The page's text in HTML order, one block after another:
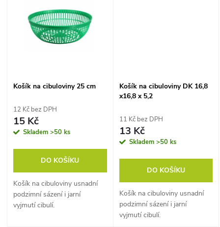
Košík na cibuloviny 25 cm
12 Kč bez DPH
15 Kč
Skladem >50 ks
DO KOŠÍKU
Košík na cibuloviny usnadní
podzimní sázení i jarní
vyjmutí cibulí.
Košík na cibuloviny DK 16,8
x16,8 x 5,2
11 Kč bez DPH
13 Kč
Skladem >50 ks
DO KOŠÍKU
Košík na cibuloviny usnadní
podzimní sázení i jarní
vyjmutí cibulí.